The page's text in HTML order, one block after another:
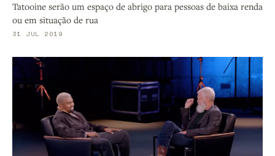
Tatooine serão um espaço de abrigo para pessoas de baixa renda
ou em situação de rua
31 JUL 2019